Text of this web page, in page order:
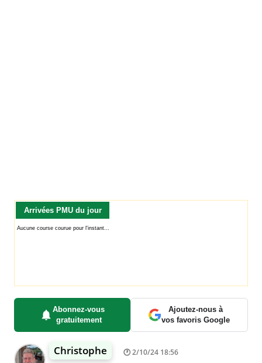
Arrivées PMU du jour
Abonnez-vous
gratuitement
Ajoutez-nous à
vos favoris Google
Christophe 2/10/24 18:56